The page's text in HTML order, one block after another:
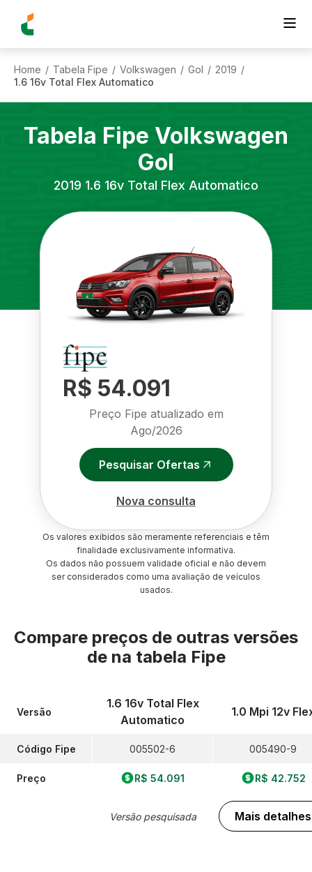
Home / Tabela Fipe / Volkswagen / Gol / 2019 /
1.6 16v Total Flex Automatico
Tabela Fipe Volkswagen
Gol
2019 1.6 16v Total Flex Automatico
R$ 54.091
Preço Fipe atualizado em
Ago/2026
Pesquisar Ofertas
Nova consulta
Os valores exibidos são meramente referenciais e têm
finalidade exclusivamente informativa.
Os dados não possuem validade oficial e não devem
ser considerados como uma avaliação de veículos
usados.
Compare preços de outras versões
de na tabela Fipe
Versão
Código Fipe
Preço
1.6 16v Total Flex
Automatico
005502-6
R$ 54.091
Versão pesquisada
1.0 Mpi 12v
005490-9
R$ 42.752
Mais detalhes